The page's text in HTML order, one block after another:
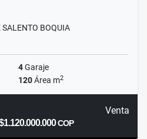
SALENTO BOQUIA
4Garaje
120Área m2
Venta
COP